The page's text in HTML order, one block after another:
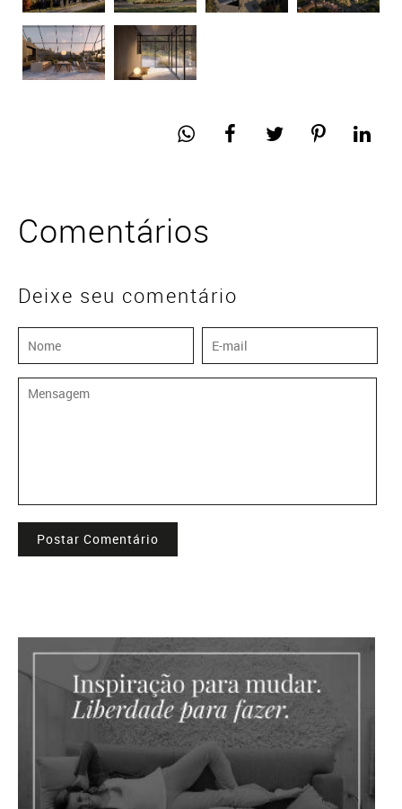
Comentários
Deixe seu comentário
Postar Comentário